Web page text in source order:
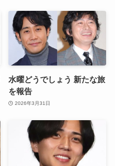
水曜どうでしょう 新たな旅
を報告
2026年3月31日